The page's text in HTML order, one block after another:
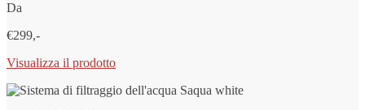
Da
€299,-
Visualizza il prodotto